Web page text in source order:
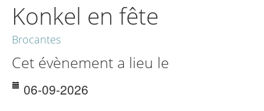
Konkel en fête
Brocantes
Cet évènement a lieu le
06-09-2026